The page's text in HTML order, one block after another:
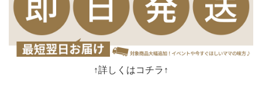
↑詳しくはコチラ↑